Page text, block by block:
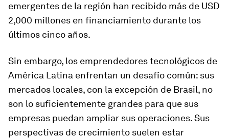
emergentes de la región han recibido más de USD
2,000 millones en financiamiento durante los
últimos cinco años.
Sin embargo, los emprendedores tecnológicos de
América Latina enfrentan un desafío común: sus
mercados locales, con la excepción de Brasil, no
son lo suficientemente grandes para que sus
empresas puedan ampliar sus operaciones. Sus
perspectivas de crecimiento suelen estar